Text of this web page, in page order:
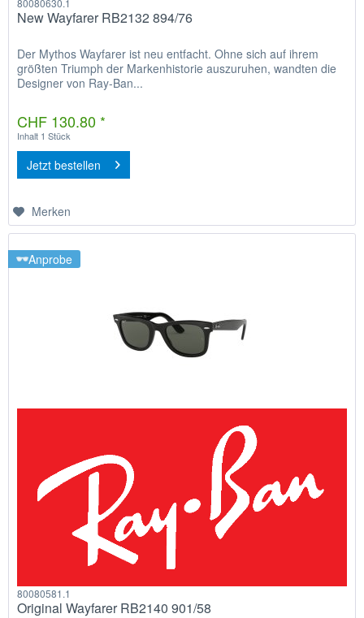
80080630.1
New Wayfarer RB2132 894/76
Der Mythos Wayfarer ist neu entfacht. Ohne sich auf ihrem
größten Triumph der Markenhistorie auszuruhen, wandten die
Designer von Ray-Ban...
CHF 130.80 *
Inhalt 1 Stück
Jetzt bestellen
Merken
Anprobe
80080581.1
Original Wayfarer RB2140 901/58